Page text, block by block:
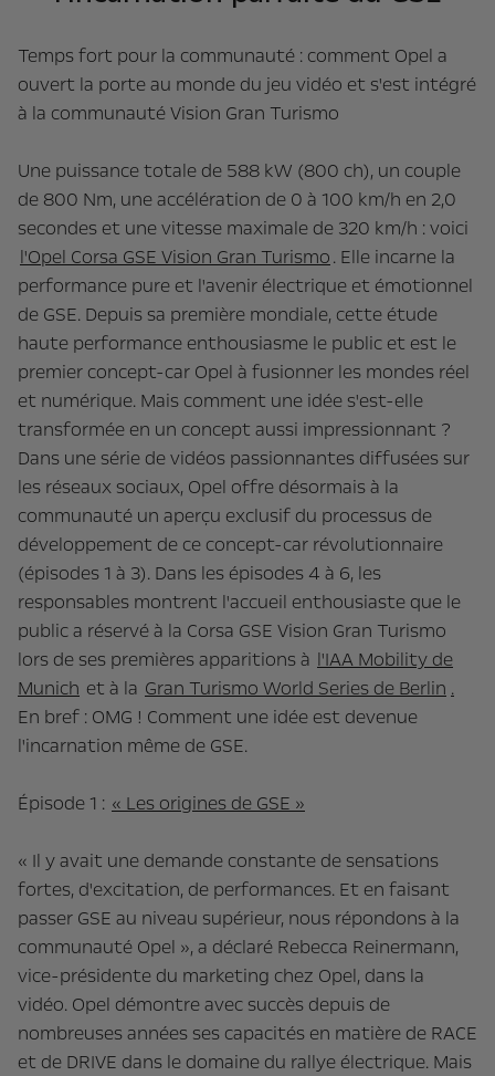
Temps fort pour la communauté : comment Opel a
ouvert la porte au monde du jeu vidéo et s'est intégré
à la communauté Vision Gran Turismo
Une puissance totale de 588 kW (800 ch), un couple
de 800 Nm, une accélération de 0 à 100 km/h en 2,0
secondes et une vitesse maximale de 320 km/h : voici
l'Opel Corsa GSE Vision Gran Turismo. Elle incarne la
performance pure et l'avenir électrique et émotionnel
de GSE. Depuis sa première mondiale, cette étude
haute performance enthousiasme le public et est le
premier concept-car Opel à fusionner les mondes réel
et numérique. Mais comment une idée s'est-elle
transformée en un concept aussi impressionnant ?
Dans une série de vidéos passionnantes diffusées sur
les réseaux sociaux, Opel offre désormais à la
communauté un aperçu exclusif du processus de
développement de ce concept-car révolutionnaire
(épisodes 1 à 3). Dans les épisodes 4 à 6, les
responsables montrent l'accueil enthousiaste que le
public a réservé à la Corsa GSE Vision Gran Turismo
lors de ses premières apparitions à l'IAA Mobility de
Munich et à la Gran Turismo World Series de Berlin .
En bref : OMG ! Comment une idée est devenue
l'incarnation même de GSE.
Épisode 1 : « Les origines de GSE »
« Il y avait une demande constante de sensations
fortes, d'excitation, de performances. Et en faisant
passer GSE au niveau supérieur, nous répondons à la
communauté Opel », a déclaré Rebecca Reinermann,
vice-présidente du marketing chez Opel, dans la
vidéo. Opel démontre avec succès depuis de
nombreuses années ses capacités en matière de RACE
et de DRIVE dans le domaine du rallye électrique. Mais